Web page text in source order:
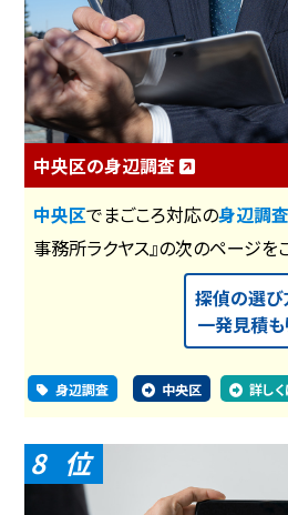
中央区の身辺調査
中央区でまごころ対応の身辺調査
事務所ラクヤス』の次のページを
探偵の選
一発見積も
身辺調査 中央区 詳しく
8